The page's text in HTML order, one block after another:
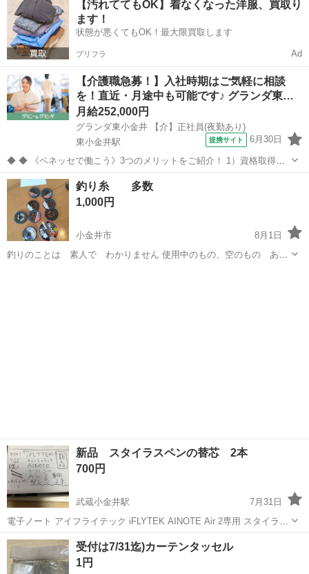
【汚れててもOK】着なくなった洋服、買取り
ます！
状態が悪くてもOK！最大限買取します
プリフラ Ad
【介護職急募！】入社時期はご気軽に相談
を！直近・月途中も可能です♪ グランダ東…
月給252,000円
グランダ東小金井 【介】正社員(夜勤あり)
東小金井駅
提携サイト 6月30日
◆ ◆ 《ベネッセで働こう》3つのメリットをご紹介！ 1）資格取得支
援制度＆受験・研修費の実費負担あり！(規定あり) 2）着実にキャリア
を磨けるでステップアップフィールドが充実！ 3）他社講座も受講
OK！ 《入社後サポ...
東京 小金井市 東小金井駅
釣り糸 多数
1,000円
小金井市
8月1日
釣りのことは 素人で わかりません 使用中のもの、空のもの あり
新品 スタイラスペンの替芯 2本
700円
武蔵小金井駅
7月31日
電子ノート アイフライテック iFLYTEK AINOTE Air 2専用 スタイラス
ペンの替芯2本。 誤って違うのを買っちゃったので、 2本はまだ手を付
けてないので、 差し上げます。 正規品では無いです。 ただ...
東京 小金井市 武蔵小金井駅 その他
受付は7/31迄)カーテンタッセル
1円